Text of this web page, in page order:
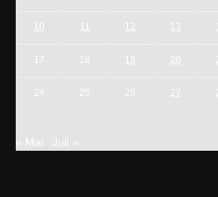
10 11 12 13
17 18 19 20
24 25 26 27
« Mai Juli »